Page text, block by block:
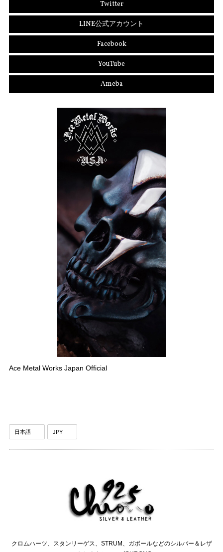
Twitter
LINE公式アカウント
Facebook
YouTube
Ameba
Ace Metal Works Japan Official
クロムハーツ、スタンリーゲス、STRUM、ガボールなどのシルバー＆レザ